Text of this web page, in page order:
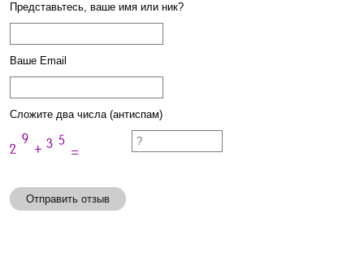
Представьтесь, ваше имя или ник?
Ваше Email
Сложите два числа (антиспам)
Отправить отзыв